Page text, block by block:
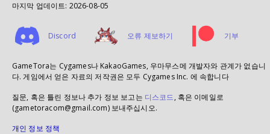
마지막 업데이트: 2026-08-05
Discord 오류 제보하기 기부
GameTora는 Cygames나 KakaoGames, 우마무스메 개발자와 관계가 없습니
다. 게임에서 얻은 자료의 저작권은 모두 Cygames Inc. 에 속합니다
질문, 혹은 틀린 정보나 추가 정보 보고는 디스코드, 혹은 이메일로
(gametoracom@gmail.com) 보내주십시오.
개인 정보 정책